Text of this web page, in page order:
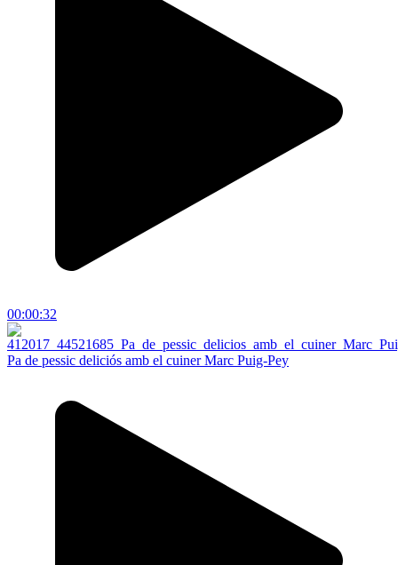
00:00:32
Pa de pessic deliciós amb el cuiner Marc Puig-Pey